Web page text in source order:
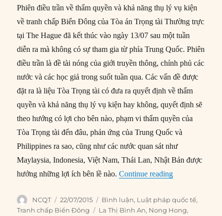
Phiên điều trần về thẩm quyền và khả năng thụ lý vụ kiện
về tranh chấp Biển Đông của Tòa án Trọng tài Thường trực
tại The Hague đã kết thúc vào ngày 13/07 sau một tuần
diễn ra mà không có sự tham gia từ phía Trung Quốc. Phiên
điều trần là đề tài nóng của giới truyền thông, chính phủ các
nước và các học giả trong suốt tuần qua. Các vấn đề được
đặt ra là liệu Tòa Trọng tài có đưa ra quyết định về thẩm
quyền và khả năng thụ lý vụ kiện hay không, quyết định sẽ
theo hướng có lợi cho bên nào, phạm vi thẩm quyền của
Tòa Trọng tài đến đâu, phản ứng của Trung Quốc và
Philippines ra sao, cũng như các nước quan sát như
Maylaysia, Indonesia, Việt Nam, Thái Lan, Nhật Bản được
hưởng những lợi ích bên lề nào.Continue reading“Tranh chấp
Author
NCQT
Posted
on
22/07/2015 Categories
Bình luận, Luật pháp quốc tế,
Tranh chấp Biển Đông
Tags
La Thị Bình An, Nong Hong,